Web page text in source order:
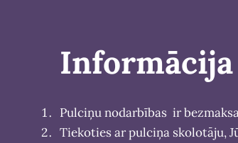
Pulciņu nodarbības ir
Tiekoties ar pulciņa skolotāju,